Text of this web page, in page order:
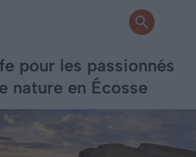
pour les passionnés
nature en Écosse